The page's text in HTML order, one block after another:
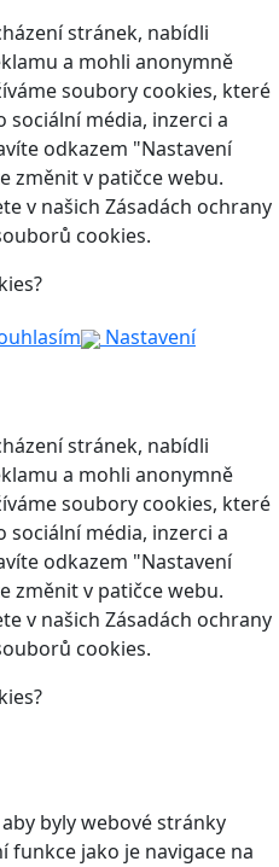
stránek, nabídli
a mohli anonymně
soubory cookies, které
média, inzerci a
odkazem "Nastavení
změnit v patičce webu.
v našich Zásadách ochrany
cookies.
Nastavení
stránek, nabídli
a mohli anonymně
soubory cookies, které
média, inzerci a
odkazem "Nastavení
změnit v patičce webu.
v našich Zásadách ochrany
cookies.
byly webové stránky
funkce jako je navigace na